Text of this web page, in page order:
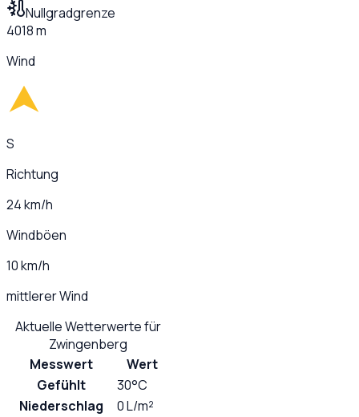
Nullgradgrenze
4018 m
Wind
S
Richtung
24 km/h
Windböen
10 km/h
mittlerer Wind
Aktuelle Wetterwerte für
Zwingenberg
Messwert
Wert
Gefühlt
30°C
Niederschlag
0 L/m²